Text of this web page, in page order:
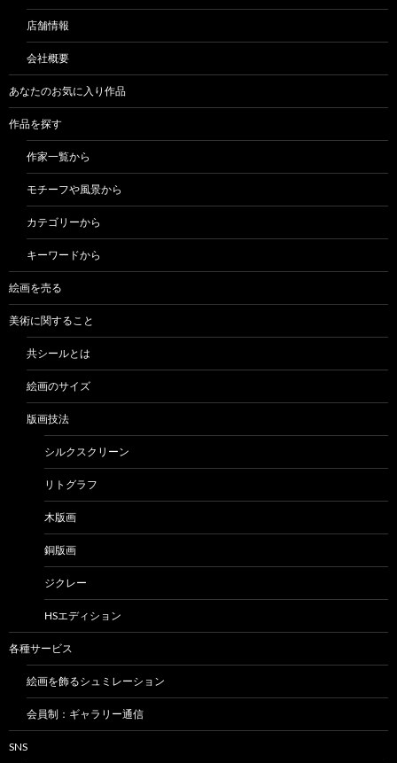
店舗情報
会社概要
あなたのお気に入り作品
作品を探す
作家一覧から
モチーフや風景から
カテゴリーから
キーワードから
絵画を売る
美術に関すること
共シールとは
絵画のサイズ
版画技法
シルクスクリーン
リトグラフ
木版画
銅版画
ジクレー
HSエディション
各種サービス
絵画を飾るシュミレーション
会員制：ギャラリー通信
SNS